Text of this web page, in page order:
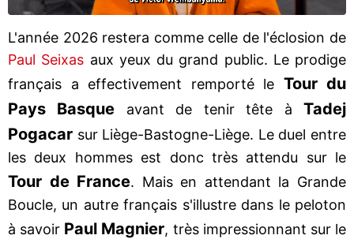
L'année 2026 restera comme celle de l'éclosion de
Paul Seixas aux yeux du grand public. Le prodige
français a effectivement remporté le Tour du
Pays Basque avant de tenir tête àTadej
Pogacar sur Liège-Bastogne-Liège. Le duel entre
les deux hommes est donc très attendu sur le
Tour de France. Mais en attendant la Grande
Boucle, un autre français s'illustre dans le peloton
à savoir Paul Magnier, très impressionnant sur le